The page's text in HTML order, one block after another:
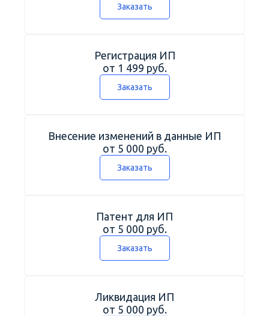
Заказать
Регистрация ИП
от 1 499 руб.
Заказать
Внесение изменений в данные ИП
от 5 000 руб.
Заказать
Патент для ИП
от 5 000 руб.
Заказать
Ликвидация ИП
от 5 000 руб.